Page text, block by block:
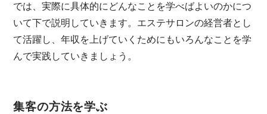
では、実際に具体的にどんなことを学べばよいのかにつ
いて下で説明していきます。エステサロンの経営者とし
て活躍し、年収を上げていくためにもいろんなことを学
んで実践していきましょう。
集客の方法を学ぶ